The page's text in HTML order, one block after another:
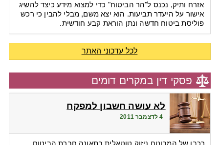
אזרח ותיק, נכנס ל"הר הביטוח" כדי למצוא מידע כיצד להשיג
אישור על היעדר תביעות. הוא יצא משם, מבלי להבין כי רכש
פוליסת ביטוח חדשה ונתן הוראת קבע חודשית.
לכל עדכוני האתר
פסקי דין במקרים דומים
לא עושה חשבון למפקח
4 לדצמבר 2011